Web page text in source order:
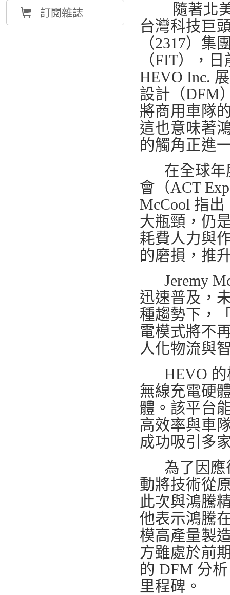
Å 訂閱雜誌
隨著北美
台灣科技巨
（2317）
（FIT），
HEVO Inc.
設計（DFM
將商用車隊
這也意味著
的觸角正進
在全球年
會（ACT
McCool 指
大瓶頸，仍
耗費人力與
的磨損，推
Jeremy
迅速普及，
種趨勢下，
電模式將不
人化物流與
HEVO 的
無線充電硬
體。該平台
高效率與車
成功吸引多
為了因應
動將技術從
此次與鴻騰
他表示鴻騰
模高產量製
方雖處於前
的 DFM 分
里程碑。